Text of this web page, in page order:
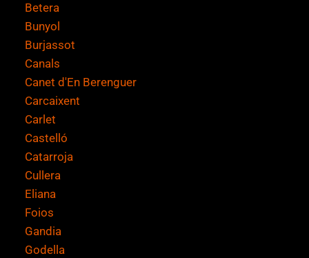
Betera
Bunyol
Burjassot
Canals
Canet d'En Berenguer
Carcaixent
Carlet
Castelló
Catarroja
Cullera
Eliana
Foios
Gandia
Godella